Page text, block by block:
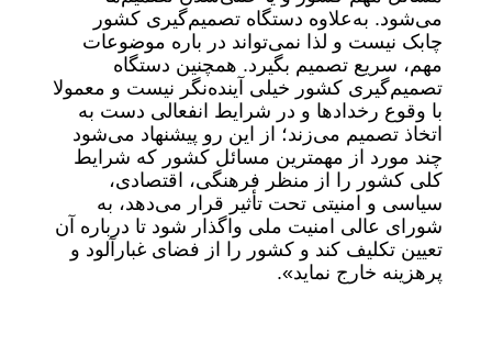
می‌شود. به‌علاوه دستگاه تصمیم‌گیری کشور
چابک نیست و لذا نمی‌تواند در باره موضوعات
مهم، سریع تصمیم بگیرد. همچنین دستگاه
تصمیم‌گیری کشور خیلی آینده‌نگر نیست و معمولا
با وقوع رخدادها و در شرایط انفعالی دست به
اتخاذ تصمیم می‌زند؛ از این رو پیشنهاد می‌شود
چند مورد از مهمترین مسائل کشور که شرایط
کلی کشور را از منظر فرهنگی، اقتصادی،
سیاسی و امنیتی تحت تأثیر قرار می‌دهد، به
شورای عالی امنیت ملی واگذار شود تا درباره آن
تعیین تکلیف کند و کشور را از فضای غبارآلود و
پرهزینه خارج نماید».